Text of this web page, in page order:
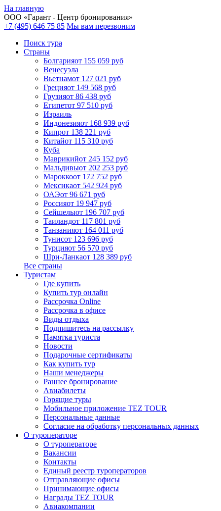
На главную
ООО «Гарант - Центр бронирования»
+7 (495) 646 75 85 Мы вам перезвоним
Поиск тура
Cтраны
Болгарияот 155 059 руб
Венесуэла
Вьетнамот 127 021 руб
Грецияот 149 568 руб
Грузияот 86 438 руб
Египетот 97 510 руб
Израиль
Индонезияот 168 939 руб
Кипрот 138 221 руб
Китайот 115 310 руб
Куба
Маврикийот 245 152 руб
Мальдивыот 202 253 руб
Мароккоот 172 752 руб
Мексикаот 542 924 руб
ОАЭот 96 671 руб
Россияот 19 947 руб
Сейшелыот 196 707 руб
Таиландот 117 801 руб
Танзанияот 164 011 руб
Тунисот 123 696 руб
Турцияот 56 570 руб
Шри-Ланкаот 128 389 руб
Все страны
Туристам
Где купить
Купить тур онлайн
Рассрочка Online
Рассрочка в офисе
Виды отдыха
Подпишитесь на рассылку
Памятка туриста
Новости
Подарочные сертификаты
Как купить тур
Наши менеджеры
Раннее бронирование
Авиабилеты
Горящие туры
Мобильное приложение TEZ TOUR
Персональные данные
Согласие на обработку персональных данных
О туроператоре
О туроператоре
Вакансии
Контакты
Единый реестр туроператоров
Отправляющие офисы
Принимающие офисы
Награды TEZ TOUR
Авиакомпании